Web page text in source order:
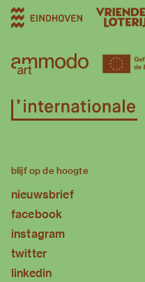
blijf op de hoogte
nieuwsbrief
facebook
instagram
twitter
linkedin